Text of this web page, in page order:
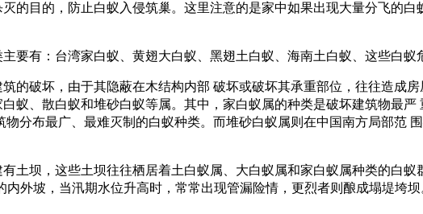
的目的，防止白蚁入侵筑巢。这里注意的是家中如果出现大量分飞的
要有：台湾家白蚁、黄翅大白蚁、黑翅土白蚁、海南土白蚁、这些白蚁
的破坏，由于其隐蔽在木结构内部 破坏或破坏其承重部位，往往造成
蚁、散白蚁和堆砂白蚁等属。其中，家白蚁属的种类是破坏建筑物最
分布最广、最难灭制的白蚁种类。而堆砂白蚁属则在中国南方局部范
土坝，这些土坝往往栖居着土白蚁属、大白蚁属和家白蚁属种类的白
外坡，当汛期水位升高时，常常出现管漏险情，更烈者则酿成塌堤垮坝